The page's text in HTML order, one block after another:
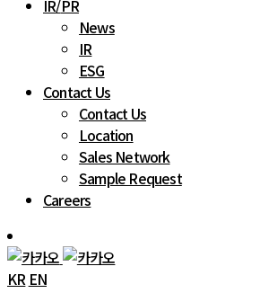
IR/PR
News
IR
ESG
Contact Us
Contact Us
Location
Sales Network
Sample Request
Careers
KR EN